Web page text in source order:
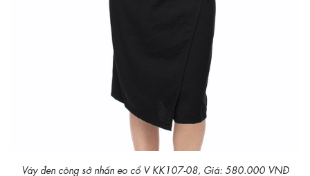
Váy đen công sở nhấn eo cổ V KK107-08, Giá: 580.000 VNĐ